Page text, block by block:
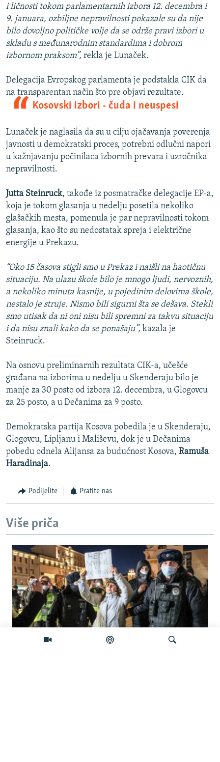
i ličnosti tokom parlamentarnih izbora 12. decembra i
9. januara, ozbiljne nepravilnosti pokazale su da nije
bilo dovoljno političke volje da se održe pravi izbori u
skladu s međunarodnim standardima i dobrom
izbornom praksom”, rekla je Lunaček.
Delegacija Evropskog parlamenta je podstakla CIK da
na transparentan način što pre objavi rezultate.
Kosovski izbori - čuda i neuspesi
Lunaček je naglasila da su u cilju ojačavanja poverenja
javnosti u demokratski proces, potrebni odlučni napori
u kažnjavanju počinilaca izbornih prevara i uzročnika
nepravilnosti.
Jutta Steinruck, takođe iz posmatračke delegacije EP-a,
koja je tokom glasanja u nedelju posetila nekoliko
glašačkih mesta, pomenula je par nepravilnosti tokom
glasanja, kao što su nedostatak spreja i električne
energije u Prekazu.
“Oko 15 časova stigli smo u Prekaz i naišli na haotičnu
situaciju. Na ulazu škole bilo je mnogo ljudi, nervoznih,
a nekoliko minuta kasnije, u pojedinim delovima škole,
nestalo je struje. Nismo bili sigurni šta se dešava. Stekli
smo utisak da ni oni nisu bili spremni za takvu situaciju
i da nisu znali kako da se ponašaju”, kazala je
Steinruck.
Na osnovu preliminarnih rezultata CIK-a, učešće
građana na izborima u nedelju u Skenderaju bilo je
manje za 30 posto od izbora 12. decembra, u Glogovcu
za 25 posto, a u Dečanima za 9 posto.
Demokratska partija Kosova pobedila je u Skenderaju,
Glogovcu, Lipljanu i Mališevu, dok je u Dečanima
pobedu odnela Alijansa za budućnost Kosova, Ramuša
Haradinaja.
Podijelite Pratite nas
Više priča